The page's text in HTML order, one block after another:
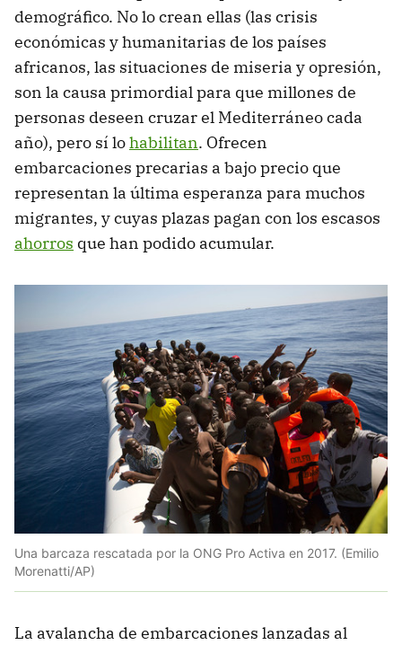
demográfico. No lo crean ellas (las crisis
económicas y humanitarias de los países
africanos, las situaciones de miseria y opresión,
son la causa primordial para que millones de
personas deseen cruzar el Mediterráneo cada
año), pero sí lohabilitan. Ofrecen
embarcaciones precarias a bajo precio que
representan la última esperanza para muchos
migrantes, y cuyas plazas pagan con los escasos
ahorros que han podido acumular.
Una barcaza rescatada por la ONG Pro Activa en 2017. (Emilio
Morenatti/AP)
La avalancha de embarcaciones lanzadas al